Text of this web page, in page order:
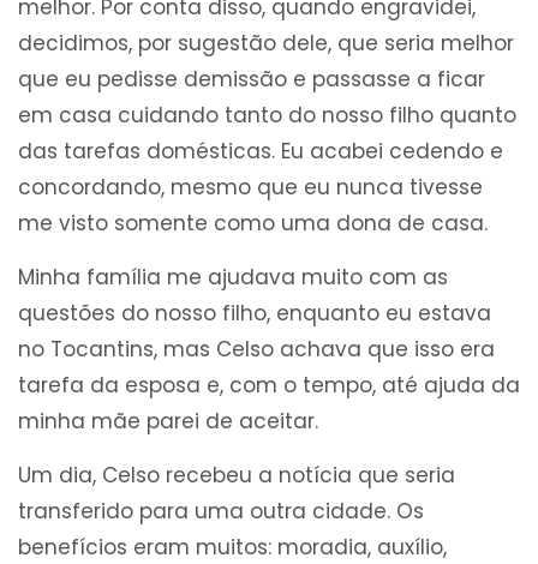
melhor. Por conta disso, quando engravidei,
decidimos, por sugestão dele, que seria melhor
que eu pedisse demissão e passasse a ficar
em casa cuidando tanto do nosso filho quanto
das tarefas domésticas. Eu acabei cedendo e
concordando, mesmo que eu nunca tivesse
me visto somente como uma dona de casa.
Minha família me ajudava muito com as
questões do nosso filho, enquanto eu estava
no Tocantins, mas Celso achava que isso era
tarefa da esposa e, com o tempo, até ajuda da
minha mãe parei de aceitar.
Um dia, Celso recebeu a notícia que seria
transferido para uma outra cidade. Os
benefícios eram muitos: moradia, auxílio,